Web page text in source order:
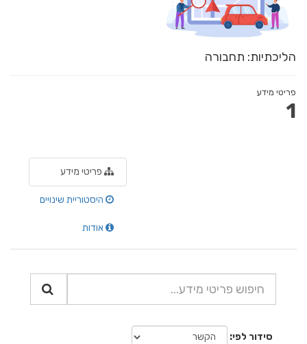
הליכתיות: תחבורה
פריטי מידע
1
פריטי מידע
היסטוריית שינויים
אודות
סידור לפי